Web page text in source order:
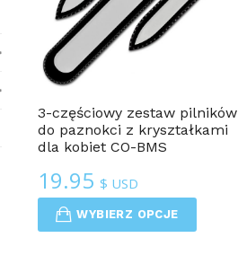
3-częściowy zestaw pilników
do paznokci z kryształkami
dla kobiet CO-BMS
19.95 $ USD
WYBIERZ OPCJE